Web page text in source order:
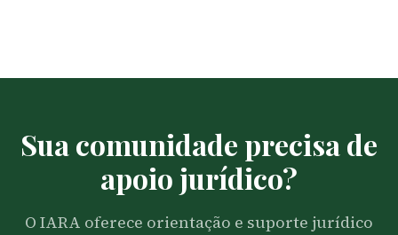
Sua comunidade precisa de
apoio jurídico?
O IARA oferece orientação e suporte jurídico